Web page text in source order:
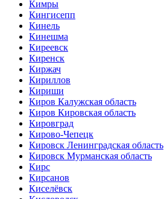
Кимры
Кингисепп
Кинель
Кинешма
Киреевск
Киренск
Киржач
Кириллов
Кириши
Киров Калужская область
Киров Кировская область
Кировград
Кирово-Чепецк
Кировск Ленинградская область
Кировск Мурманская область
Кирс
Кирсанов
Киселёвск